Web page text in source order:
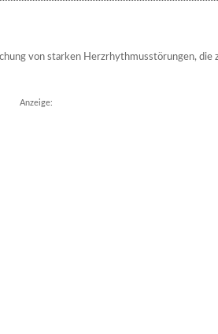
von starken Herzrhythmusstörungen,
Anzeige: